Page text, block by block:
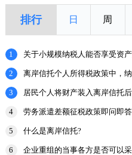
排行 日 周
1
关于小规模纳税人能否享受资
2
离岸信托个人所得税政策中，
3
居民个人将财产装入离岸信托
申报表和涉
4 劳务派遣差额征税政策即问即答
5 什么是离岸信托?
6
企业重组的当事各方是否可以